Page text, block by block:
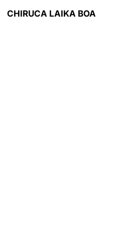
CHIRUCA LAIKA BOA